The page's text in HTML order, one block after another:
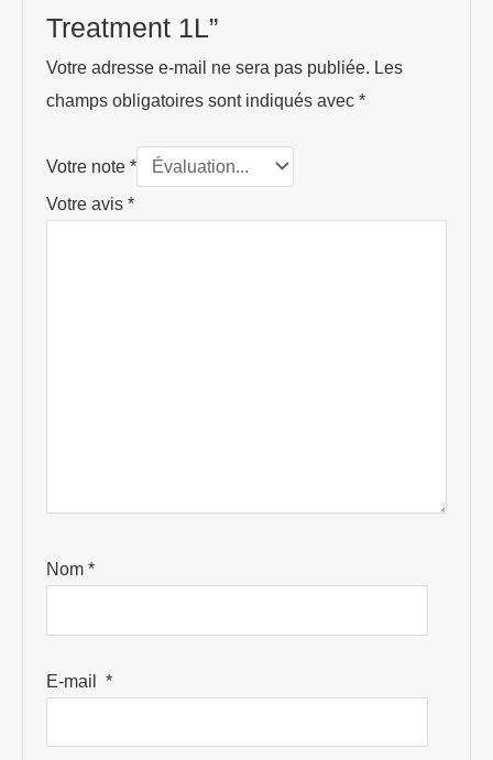
Treatment 1L”
Votre adresse e-mail ne sera pas publiée. Les
champs obligatoires sont indiqués avec*
Votre note*
Votre avis*
Nom*
E-mail*